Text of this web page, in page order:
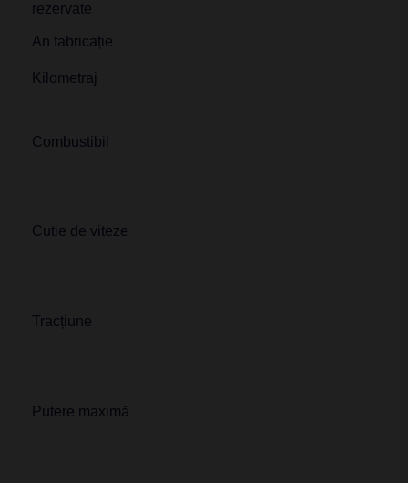
rezervate
An fabricație
Kilometraj
Combustibil
Cutie de viteze
Tracțiune
Putere maximă